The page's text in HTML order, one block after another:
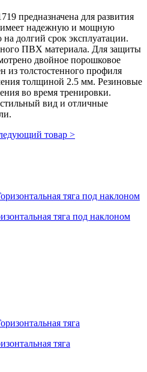
предназначена для развития
надежную и мощную
долгий срок эксплуатации.
ПВХ материала. Для защиты
двойное порошковое
из толстостенного профиля
толщиной 2.5 мм. Резиновые
во время тренировки.
вид и отличные
товар >
тяга под наклоном
тяга